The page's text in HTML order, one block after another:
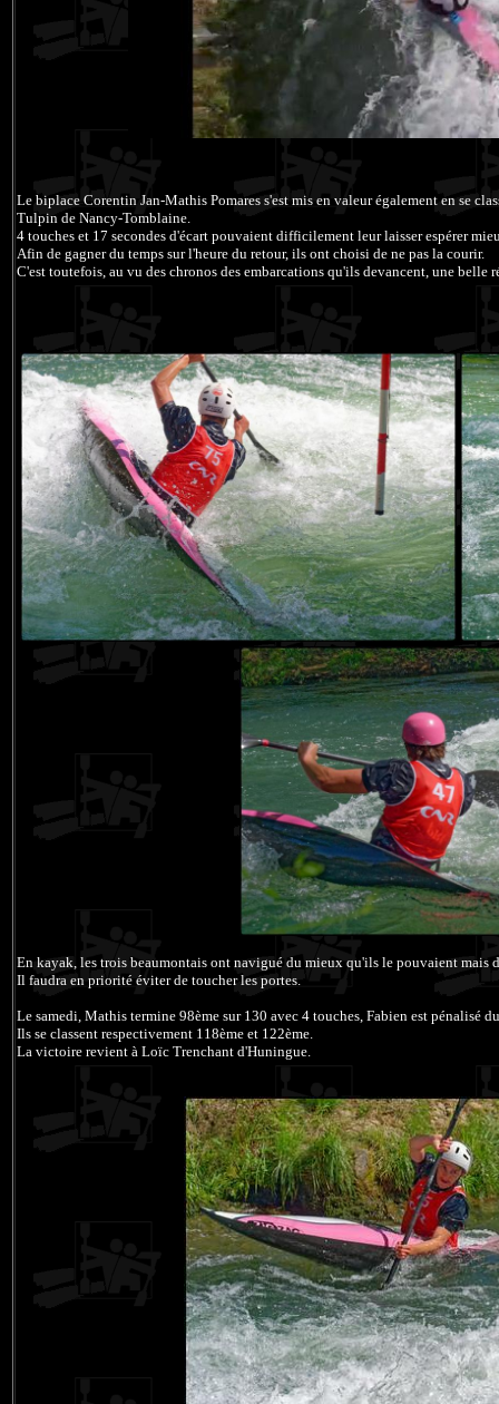
Le biplace Corentin Jan-Mathis Pomares s'est mis en valeur également en se
Tulpin de Nancy-Tomblaine.
4 touches et 17 secondes d'écart pouvaient difficilement leur laisser espérer
Afin de gagner du temps sur l'heure du retour, ils ont choisi de ne pas la courir.
C'est toutefois, au vu des chronos des embarcations qu'ils devancent, une belle
En kayak, les trois beaumontais ont navigué du mieux qu'ils le pouvaient mais
Il faudra en priorité éviter de toucher les portes.
Le samedi, Mathis termine 98ème sur 130 avec 4 touches, Fabien est pénalisé
Ils se classent respectivement 118ème et 122ème.
La victoire revient à Loïc Trenchant d'Huningue.